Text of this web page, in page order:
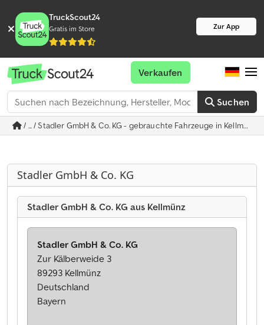
TruckScout24
Gratis im Store Zur App
Suchen
Verkaufen
/ ... / Stadler GmbH & Co. KG - gebrauchte Fahrzeuge in Kellmünz
Stadler GmbH & Co. KG
Stadler GmbH & Co. KG aus Kellmünz
Stadler GmbH & Co. KG
Zur Kälberweide 3
89293 Kellmünz
Deutschland
Bayern